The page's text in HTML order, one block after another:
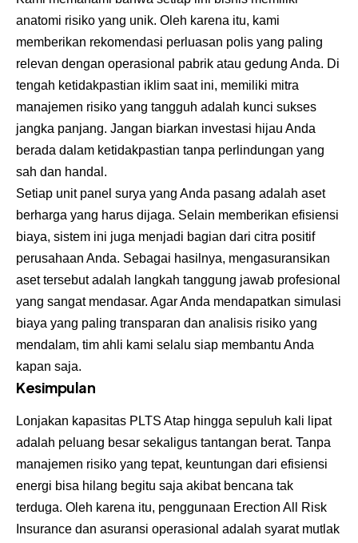
anatomi risiko yang unik. Oleh karena itu, kami
memberikan rekomendasi perluasan polis yang paling
relevan dengan operasional pabrik atau gedung Anda. Di
tengah ketidakpastian iklim saat ini, memiliki mitra
manajemen risiko yang tangguh adalah kunci sukses
jangka panjang. Jangan biarkan investasi hijau Anda
berada dalam ketidakpastian tanpa perlindungan yang
sah dan handal.
Setiap unit panel surya yang Anda pasang adalah aset
berharga yang harus dijaga. Selain memberikan efisiensi
biaya, sistem ini juga menjadi bagian dari citra positif
perusahaan Anda. Sebagai hasilnya, mengasuransikan
aset tersebut adalah langkah tanggung jawab profesional
yang sangat mendasar. Agar Anda mendapatkan simulasi
biaya yang paling transparan dan analisis risiko yang
mendalam, tim ahli kami selalu siap membantu Anda
kapan saja.
Kesimpulan
Lonjakan kapasitas PLTS Atap hingga sepuluh kali lipat
adalah peluang besar sekaligus tantangan berat. Tanpa
manajemen risiko yang tepat, keuntungan dari efisiensi
energi bisa hilang begitu saja akibat bencana tak
terduga. Oleh karena itu, penggunaan Erection All Risk
Insurance dan asuransi operasional adalah syarat mutlak